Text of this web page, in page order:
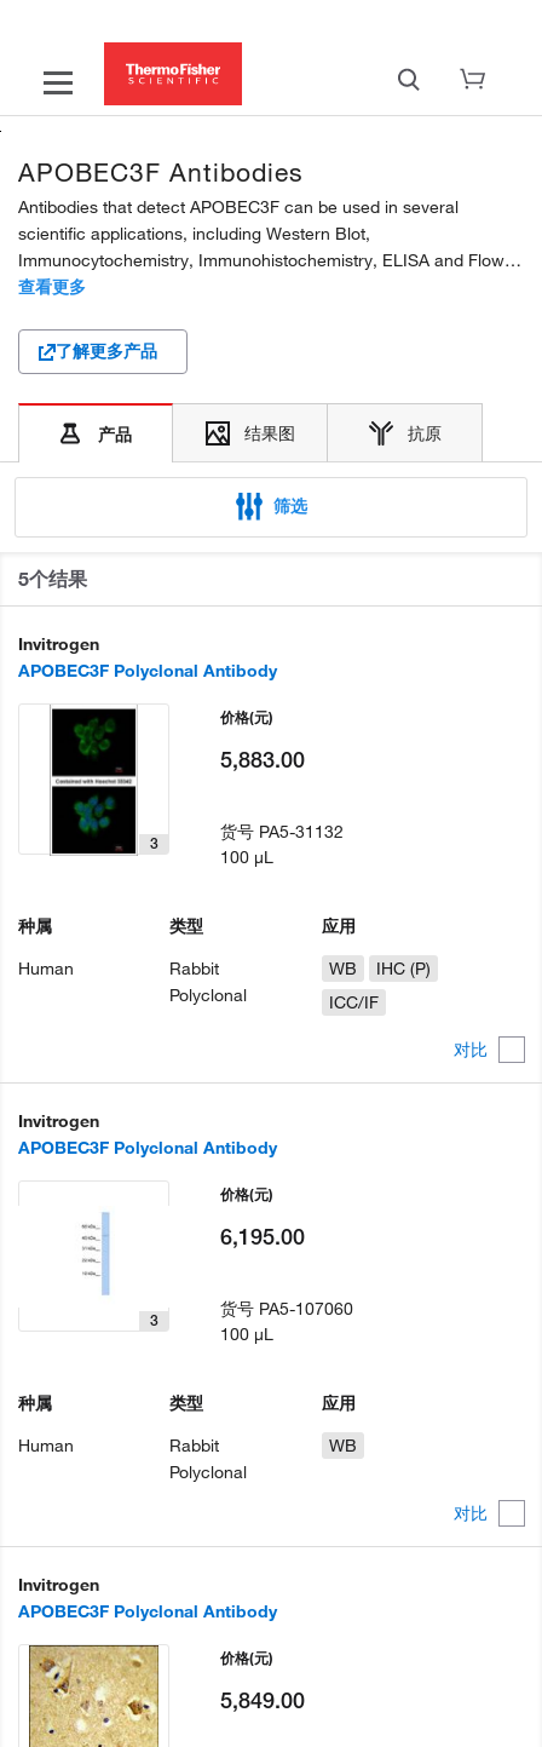
APOBEC3F Antibodies
Antibodies that detect APOBEC3F can be used in several
scientific applications, including Western Blot,
Immunocytochemistry, Immunohistochemistry, ELISA and Flow
Cytometry. These antibodies target APOBEC3F in Human and
developed...
查看更多
了解更多产品
产品 结果图 抗原
筛选
5个结果
Invitrogen
APOBEC3F Polyclonal Antibody
对比
3
种属
Human
类型
Rabbit
Polyclonal
应用
WB
IHC (P)
ICC/IF
价格(元)
5,883.00
货号 PA5-31132
100 µL
Invitrogen
APOBEC3F Polyclonal Antibody
对比
3
种属
Human
类型
Rabbit
Polyclonal
应用
WB
价格(元)
6,195.00
货号 PA5-107060
100 µL
Invitrogen
APOBEC3F Polyclonal Antibody
价格(元)
5,849.00